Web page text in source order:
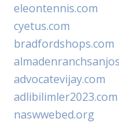
eleontennis.com
cyetus.com
bradfordshops.com
advocatevijay.com
adlibilimler2023.com
naswwebed.org